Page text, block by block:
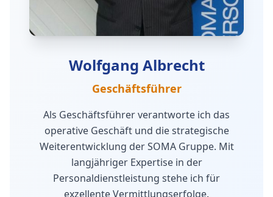
Wolfgang Albrecht
Geschäftsführer
Als Geschäftsführer verantworte ich das
operative Geschäft und die strategische
Weiterentwicklung der SOMA Gruppe. Mit
langjähriger Expertise in der
Personaldienstleistung stehe ich für
exzellente Vermittlungserfolge.